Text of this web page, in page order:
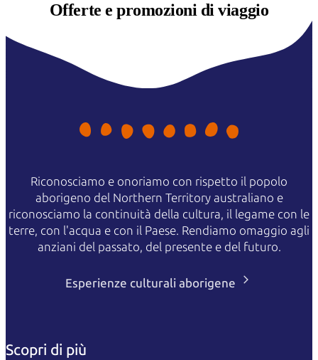
Offerte epromozioni di viaggio
Riconosciamo e onoriamo con rispetto il popolo
aborigeno del Northern Territory australiano e
riconosciamo la continuità della cultura, il legame con le
terre, con l'acqua e con il Paese. Rendiamo omaggio agli
anziani del passato, del presente e del futuro.
Esperienze culturali aborigene
Scopri di più